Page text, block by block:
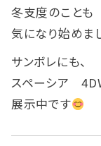
冬支度のことも
気になり始めま
サンボレにも、
スペーシア
展示中です